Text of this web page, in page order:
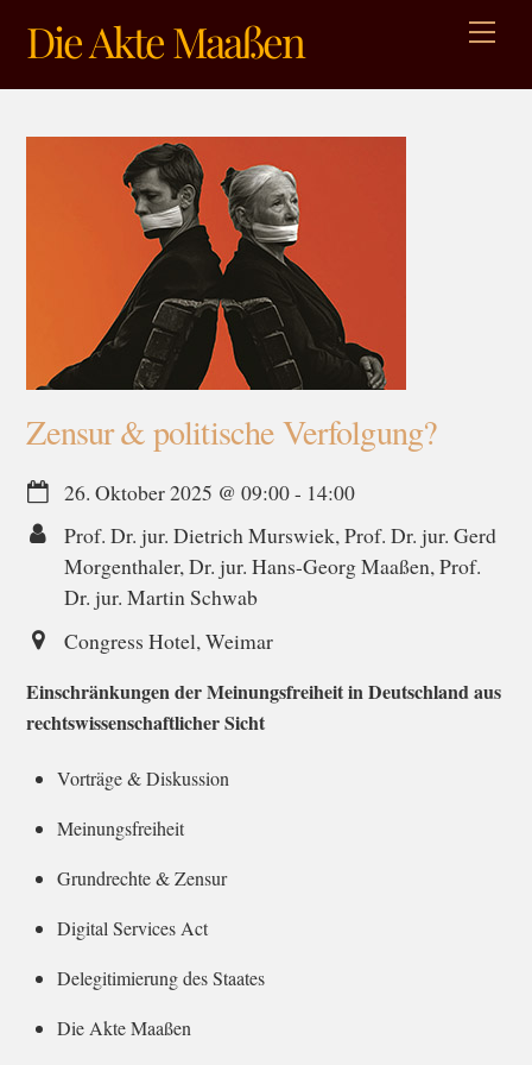
Die Akte Maaßen
Zensur & politische Verfolgung?
26. Oktober 2025 @09:00- 14:00
Prof. Dr. jur. Dietrich Murswiek, Prof. Dr. jur. Gerd
Morgenthaler, Dr. jur. Hans-Georg Maaßen, Prof.
Dr. jur. Martin Schwab
Congress Hotel, Weimar
Einschränkungen der Meinungsfreiheit in Deutschland aus
rechtswissenschaftlicher Sicht
Vorträge & Diskussion
Meinungsfreiheit
Grundrechte & Zensur
Digital Services Act
Delegitimierung des Staates
Die Akte Maaßen